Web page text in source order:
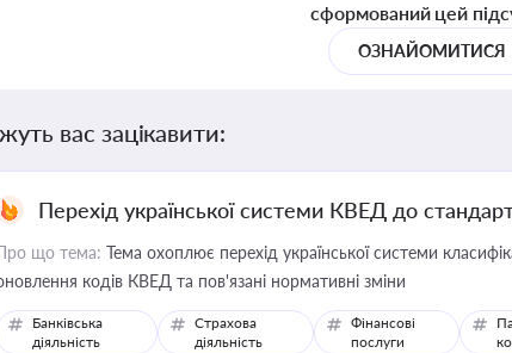
сформований цей
ОЗНАЙОМИТИСЯ
вас зацікавити:
Перехід української системи КВЕД до
що тема: Тема охоплює перехід української системи
кодів КВЕД та пов'язані нормативні зміни
Банківська
діяльність
Страхова
діяльність
Фінансові
послуги